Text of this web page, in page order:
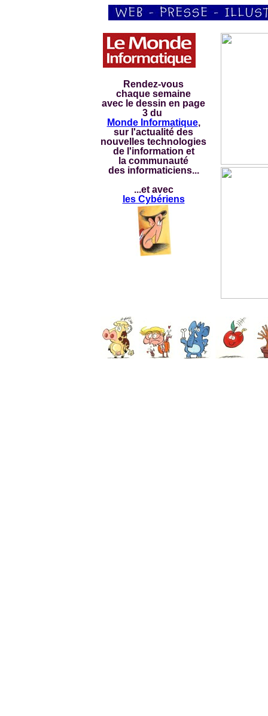
Rendez-vous
chaque semaine
avec le dessin en page
3 du
Monde Informatique,
sur l'actualité des
nouvelles technologies
de l'information et
la communauté
des informaticiens...
...et avec
les Cybériens